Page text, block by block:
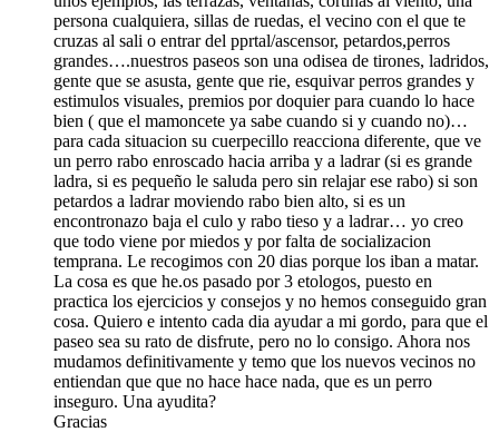
persona cualquiera, sillas de ruedas, el vecino con el que te
cruzas al sali o entrar del pprtal/ascensor, petardos,perros
grandes….nuestros paseos son una odisea de tirones, ladridos,
gente que se asusta, gente que rie, esquivar perros grandes y
estimulos visuales, premios por doquier para cuando lo hace
bien ( que el mamoncete ya sabe cuando si y cuando no)…
para cada situacion su cuerpecillo reacciona diferente, que ve
un perro rabo enroscado hacia arriba y a ladrar (si es grande
ladra, si es pequeño le saluda pero sin relajar ese rabo) si son
petardos a ladrar moviendo rabo bien alto, si es un
encontronazo baja el culo y rabo tieso y a ladrar… yo creo
que todo viene por miedos y por falta de socializacion
temprana. Le recogimos con 20 dias porque los iban a matar.
La cosa es que he.os pasado por 3 etologos, puesto en
practica los ejercicios y consejos y no hemos conseguido gran
cosa. Quiero e intento cada dia ayudar a mi gordo, para que el
paseo sea su rato de disfrute, pero no lo consigo. Ahora nos
mudamos definitivamente y temo que los nuevos vecinos no
entiendan que que no hace hace nada, que es un perro
inseguro. Una ayudita?
Gracias